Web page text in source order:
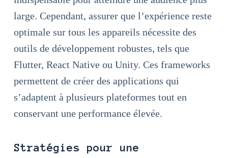
large. Cependant, assurer que l’expérience reste
optimale sur tous les appareils nécessite des
outils de développement robustes, tels que
Flutter, React Native ou Unity. Ces frameworks
permettent de créer des applications qui
s’adaptent à plusieurs plateformes tout en
conservant une performance élevée.
Stratégies pour une